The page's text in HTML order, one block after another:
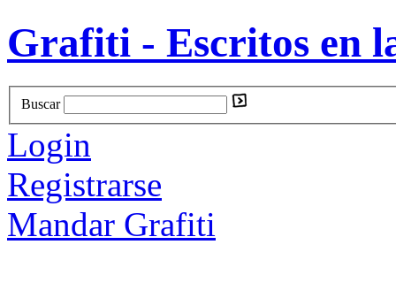
Grafiti - Escritos en
Buscar
Login
Registrarse
Mandar Grafiti